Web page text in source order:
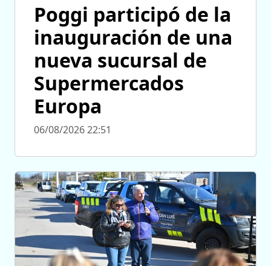
Poggi participó de la
inauguración de una
nueva sucursal de
Supermercados
Europa
06/08/2026 22:51